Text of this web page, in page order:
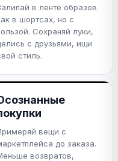
в ленте образов
в шортсах, но с
Сохраняй луки,
с друзьями, ищи
стиль.
вещи с
до заказа.
возвратов,